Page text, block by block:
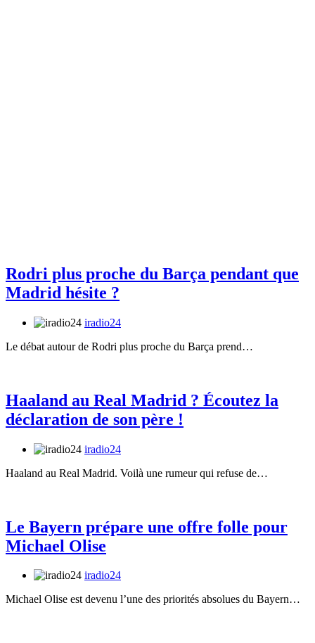
Rodri plus proche du Barça pendant que
Madrid hésite ?
iradio24
Le débat autour de Rodri plus proche du Barça prend…
Haaland au Real Madrid ? Écoutez la
déclaration de son père !
iradio24
Haaland au Real Madrid. Voilà une rumeur qui refuse de…
Le Bayern prépare une offre folle pour
Michael Olise
iradio24
Michael Olise est devenu l’une des priorités absolues du Bayern…